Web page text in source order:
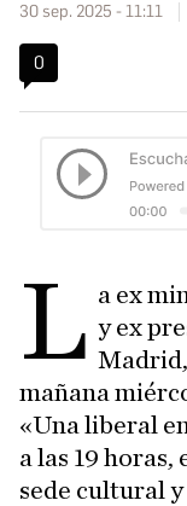
30 sep. 2025 - 11:11
0
L a ex
y ex
mañana
«Una liberal
a las 19 horas,
sede cultural